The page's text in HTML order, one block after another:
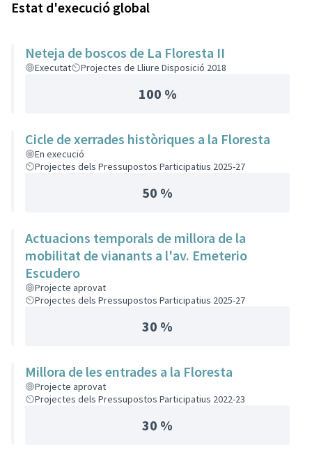
Estat d'execució global
Neteja de boscos de La Floresta II
Executat Projectes de Lliure Disposició 2018
100 %
Cicle de xerrades històriques a la Floresta
En execució
Projectes dels Pressupostos Participatius 2025-27
50 %
Actuacions temporals de millora de la
mobilitat de vianants a l'av. Emeterio
Escudero
Projecte aprovat
Projectes dels Pressupostos Participatius 2025-27
30 %
Millora de les entrades a la Floresta
Projecte aprovat
Projectes dels Pressupostos Participatius 2022-23
30 %